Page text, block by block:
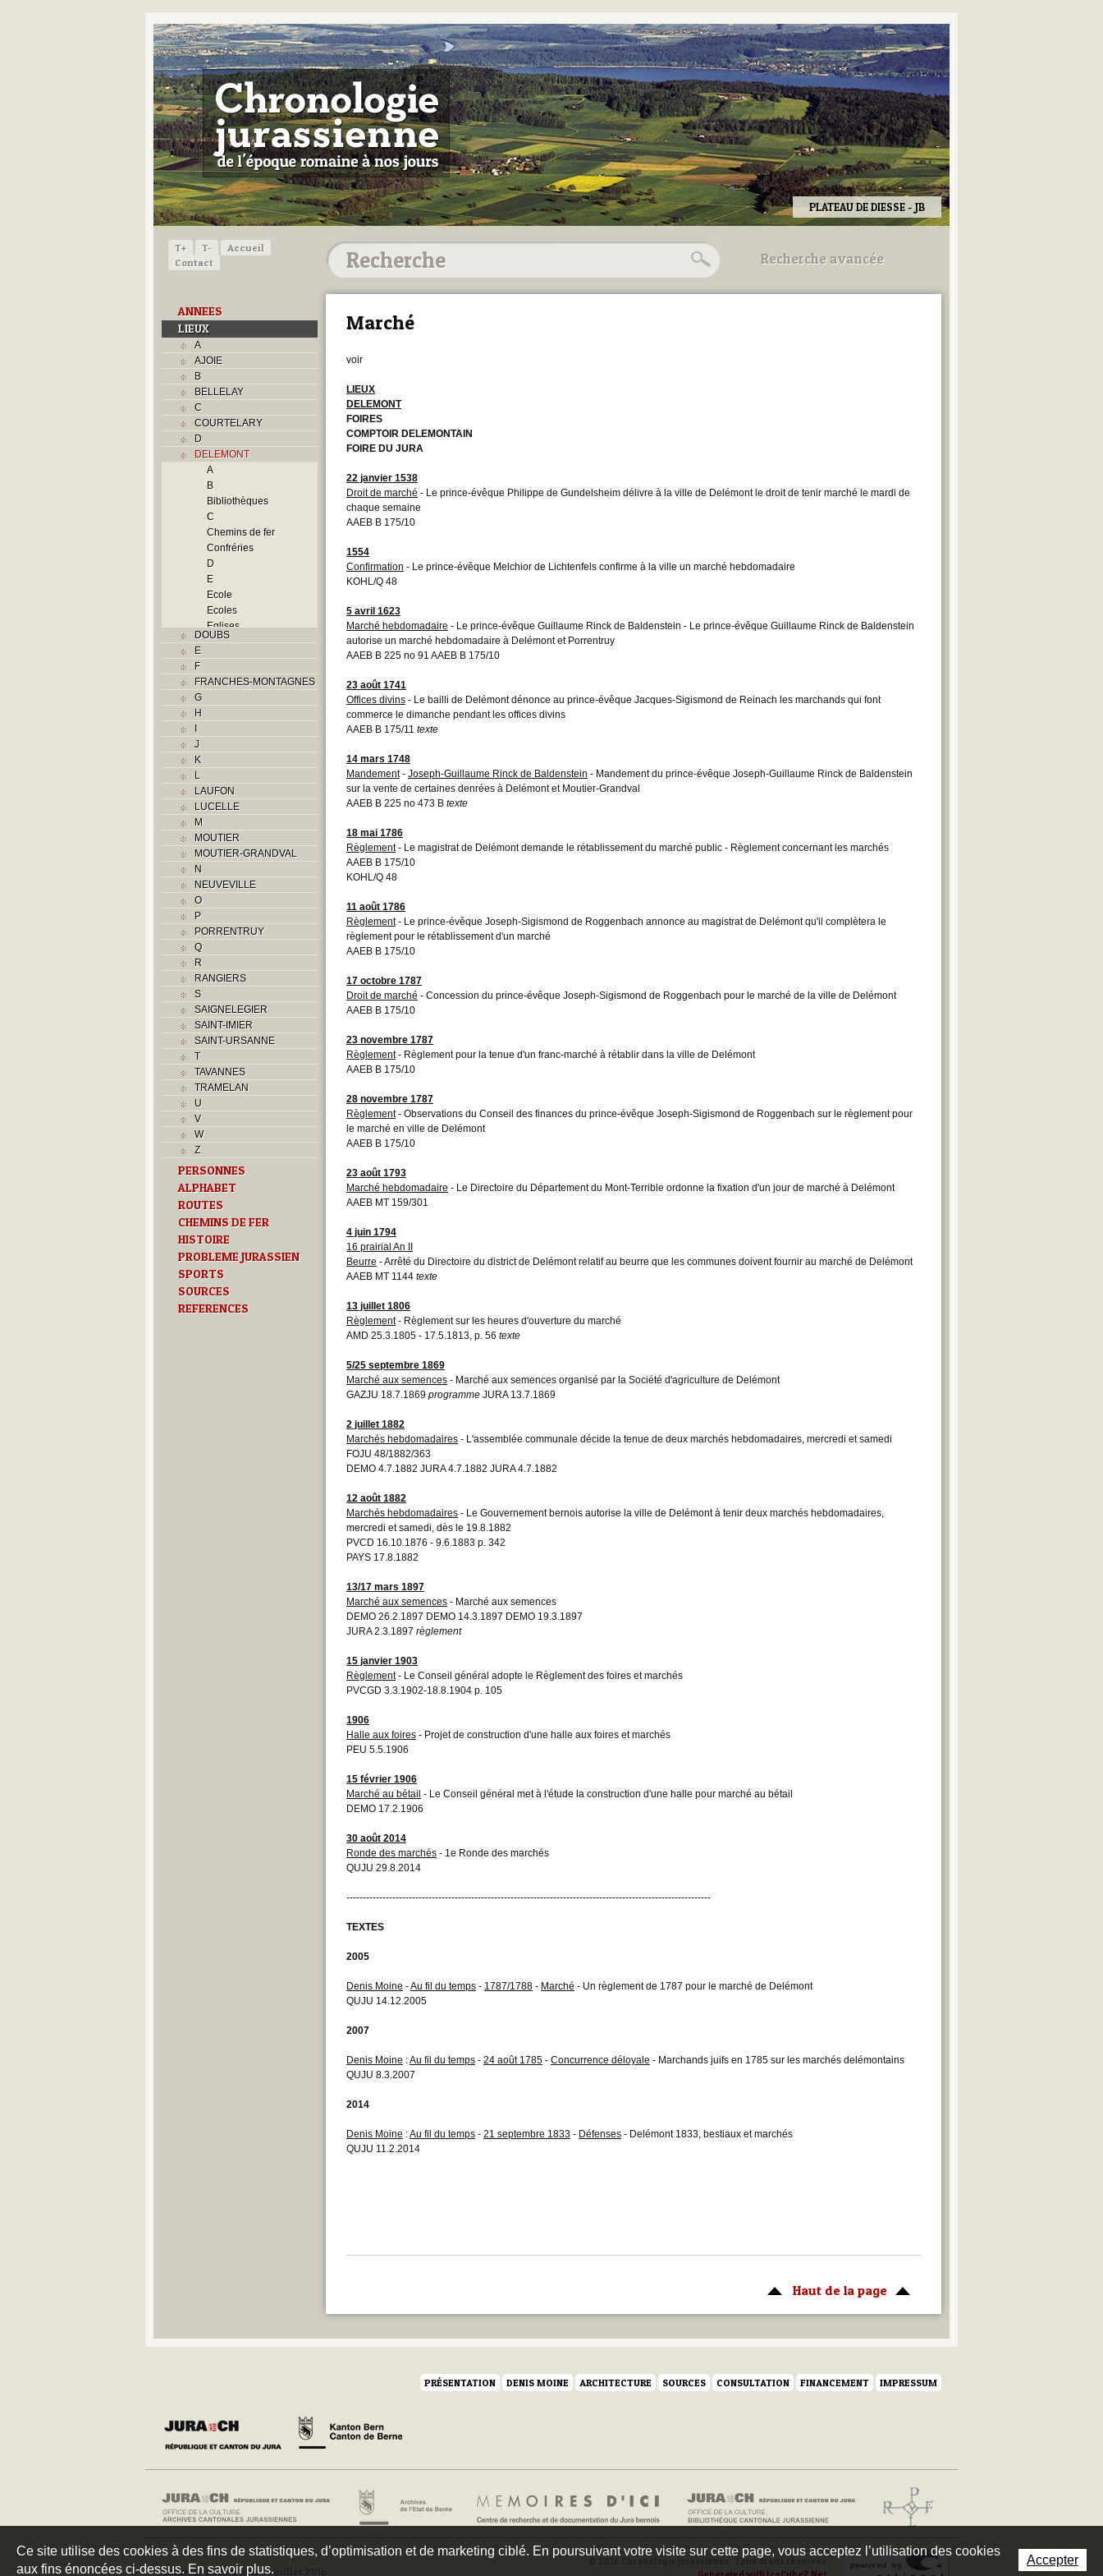
PLATEAU DE DIESSE - JB
T+ T-
Accueil
Contact
ANNEES
LIEUX
A
AJOIE
B
BELLELAY
C
COURTELARY
D
DELEMONT
A
B
Bibliothèques
C
Chemins de fer
Confréries
D
E
Ecole
Ecoles
Eglises
F
H
Monuments historiques
O
Problème jurassien
Q
S
U
DOUBS
E
F
FRANCHES-MONTAGNES
G
H
I
J
K
L
LAUFON
LUCELLE
M
MOUTIER
MOUTIER-GRANDVAL
N
NEUVEVILLE
O
P
PORRENTRUY
Q
R
RANGIERS
S
SAIGNELEGIER
SAINT-IMIER
SAINT-URSANNE
T
TAVANNES
TRAMELAN
U
V
W
Z
PERSONNES
ALPHABET
ROUTES
CHEMINS DE FER
HISTOIRE
PROBLEME JURASSIEN
SPORTS
SOURCES
REFERENCES
Recherche avancée
Utilisez les champs ci-dessous
Marché
voir
LIEUX
DELEMONT
FOIRES
COMPTOIR DELEMONTAIN
FOIRE DU JURA
22 janvier 1538
Droit de marché - Le prince-évêque Philippe de Gundelsheim délivre à la ville de Delémont le droit de tenir marché le mardi de
chaque semaine
AAEB B 175/10
1554
Confirmation - Le prince-évêque Melchior de Lichtenfels confirme à la ville un marché hebdomadaire
KOHL/Q 48
5 avril 1623
Marché hebdomadaire - Le prince-évêque Guillaume Rinck de Baldenstein - Le prince-évêque Guillaume Rinck de Baldenstein
autorise un marché hebdomadaire à Delémont et Porrentruy
AAEB B 225 no 91 AAEB B 175/10
23 août 1741
Offices divins - Le bailli de Delémont dénonce au prince-évêque Jacques-Sigismond de Reinach les marchands qui font
commerce le dimanche pendant les offices divins
AAEB B 175/11 texte
14 mars 1748
Mandement- Joseph-Guillaume Rinck de Baldenstein - Mandement du prince-évêque Joseph-Guillaume Rinck de Baldenstein
sur la vente de certaines denrées à Delémont et Moutier-Grandval
AAEB B 225 no 473 B texte
18 mai 1786
Règlement- Le magistrat de Delémont demande le rétablissement du marché public - Règlement concernant les marchés
AAEB B 175/10
KOHL/Q 48
11 août 1786
Règlement- Le prince-évêque Joseph-Sigismond de Roggenbach annonce au magistrat de Delémont qu'il complètera le
règlement pour le rétablissement d'un marché
AAEB B 175/10
17 octobre 1787
Droit de marché - Concession du prince-évêque Joseph-Sigismond de Roggenbach pour le marché de la ville de Delémont
AAEB B 175/10
23 novembre 1787
Règlement- Règlement pour la tenue d'un franc-marché à rétablir dans la ville de Delémont
AAEB B 175/10
28 novembre 1787
Règlement- Observations du Conseil des finances du prince-évêque Joseph-Sigismond de Roggenbach sur le règlement pour
le marché en ville de Delémont
AAEB B 175/10
23 août 1793
Marché hebdomadaire - Le Directoire du Département du Mont-Terrible ordonne la fixation d'un jour de marché à Delémont
AAEB MT 159/301
4 juin 1794
16 prairial An II
Beurre - Arrêté du Directoire du district de Delémont relatif au beurre que les communes doivent fournir au marché de Delémont
AAEB MT 1144 texte
13 juillet 1806
Règlement- Règlement sur les heures d'ouverture du marché
AMD 25.3.1805 - 17.5.1813, p. 56 texte
5/25 septembre 1869
Marché aux semences - Marché aux semences organisé par la Société d'agriculture de Delémont
GAZJU 18.7.1869 programme JURA 13.7.1869
2 juillet 1882
Marchés hebdomadaires - L'assemblée communale décide la tenue de deux marchés hebdomadaires, mercredi et samedi
FOJU 48/1882/363
DEMO 4.7.1882 JURA 4.7.1882 JURA 4.7.1882
12 août 1882
Marchés hebdomadaires - Le Gouvernement bernois autorise la ville de Delémont à tenir deux marchés hebdomadaires,
mercredi et samedi, dès le 19.8.1882
PVCD 16.10.1876 - 9.6.1883 p. 342
PAYS 17.8.1882
13/17 mars 1897
Marché aux semences - Marché aux semences
DEMO 26.2.1897 DEMO 14.3.1897 DEMO 19.3.1897
JURA 2.3.1897 règlement
15 janvier 1903
Règlement- Le Conseil général adopte le Règlement des foires et marchés
PVCGD 3.3.1902-18.8.1904 p. 105
1906
Halle aux foires - Projet de construction d'une halle aux foires et marchés
PEU 5.5.1906
15 février 1906
Marché au bétail - Le Conseil général met à l'étude la construction d'une halle pour marché au bétail
DEMO 17.2.1906
30 août 2014
Ronde des marchés - 1e Ronde des marchés
QUJU 29.8.2014
---------------------------------------------------------------------------------------------------------------
TEXTES
2005
Denis Moine -Au fil du temps - 1787/1788 - Marché - Un règlement de 1787 pour le marché de Delémont
QUJU 14.12.2005
2007
Denis Moine :Au fil du temps - 24 août 1785 - Concurrence déloyale - Marchands juifs en 1785 sur les marchés delémontains
QUJU 8.3.2007
2014
Denis Moine :Au fil du temps - 21 septembre 1833 - Défenses - Delémont 1833, bestiaux et marchés
QUJU 11.2.2014
Haut de la page
PRÉSENTATION DENIS MOINE ARCHITECTURE SOURCES CONSULTATION FINANCEMENT IMPRESSUM
© 2026 Chronologie jurassienne. Tous droits réservés
Dernière mise à jour : 4 juillet 2016
Ce site utilise des cookies à des fins de statistiques, d’optimisation et de marketing ciblé. En poursuivant votre visite sur cette page, vous acceptez l’utilisation des cookies
aux fins énoncées ci-dessus. En savoir plus.
Accepter